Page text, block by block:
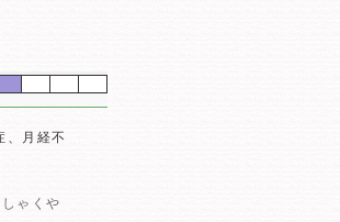
、月経不
ゃくや